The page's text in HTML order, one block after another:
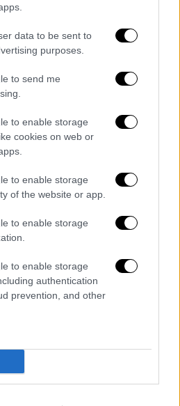
data to be sent to
purposes.
to send me
to enable storage
cookies on web or
to enable storage
of the website or app.
to enable storage
to enable storage
authentication
prevention, and other
ο δημοσιογράφος ήταν
δουλειά του και δεν
ανέφερε πως «ποτέ
με κανέναν, πάντα
άλλου και θα
ακόμα και τον
«Σε φίλους και
ποτέ τις διασυνδέσεις
ήξερε», πρόσθεσε.
ο Πρόεδρος της
Γιώργος
άλλων είπε ότι «ί
Γιώργος, αλλά δεν έκανε
ρίχνει το βάρος στις
αναλογικής